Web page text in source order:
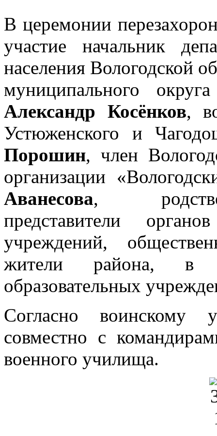
В церемонии
участие начальник
населения Вологодской
муниципального
Александр Косёнков,
Устюженского и
Порошин, член
организации
Аванесова,
представители
учреждений,
жители района, в
образовательных
Согласно воинскому
совместно с
военного училища.